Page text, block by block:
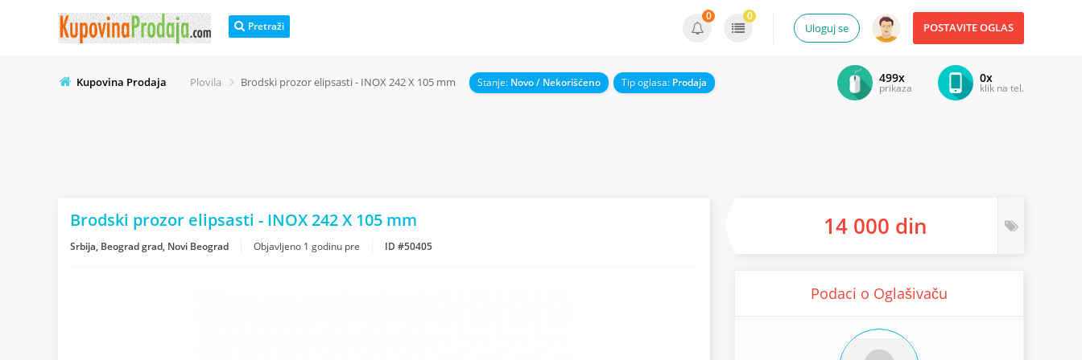
Pretraži POSTAVITE OGLAS
Uloguj se
0 0
Kupovina Prodaja Plovila Brodski prozor elipsasti - INOX 242 X 105 mm Stanje: Novo / Nekorišćeno Tip oglasa: Prodaja 0x
klik na tel.
499x
prikaza
Brodski prozor elipsasti - INOX 242 X 105 mm
Srbija, Beograd grad, Novi Beograd Objavljeno 1 godinu pre ID #50405
14 000 din
Podaci o Oglašivaču